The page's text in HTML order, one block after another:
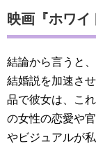
映画『ホワ
結論から言うと
結婚説を加速さ
品で彼女は、こ
の女性の恋愛や
やビジュアルが